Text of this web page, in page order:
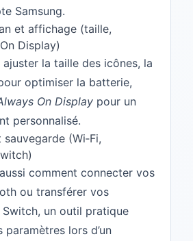
Samsung.
et affichage (taille,
Display)
la taille des icônes, la
optimiser la batterie,
On Display pour un
personnalisé.
(Wi‑Fi,
comment connecter vos
ou transférer vos
un outil pratique
lors d’un